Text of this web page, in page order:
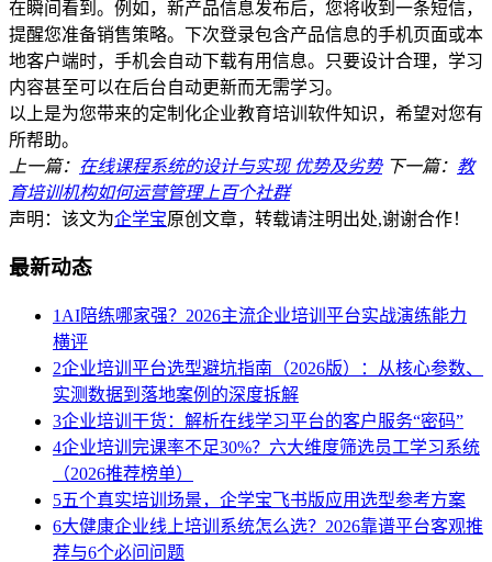
在瞬间看到。例如，新产品信息发布后，您将收到一条短信，
提醒您准备销售策略。下次登录包含产品信息的手机页面或本
地客户端时，手机会自动下载有用信息。只要设计合理，学习
内容甚至可以在后台自动更新而无需学习。
以上是为您带来的定制化企业教育培训软件知识，希望对您有
所帮助。
上一篇： 在线课程系统的设计与实现 优势及劣势 下一篇： 教
育培训机构如何运营管理上百个社群
声明：该文为企学宝原创文章，转载请注明出处,谢谢合作！
最新动态
1 AI陪练哪家强？2026主流企业培训平台实战演练能力
横评
2企业培训平台选型避坑指南（2026版）：从核心参数、
实测数据到落地案例的深度拆解
3企业培训干货：解析在线学习平台的客户服务“密码”
4企业培训完课率不足30%？六大维度筛选员工学习系统
（2026推荐榜单）
5五个真实培训场景，企学宝飞书版应用选型参考方案
6大健康企业线上培训系统怎么选？2026靠谱平台客观推
荐与6个必问问题